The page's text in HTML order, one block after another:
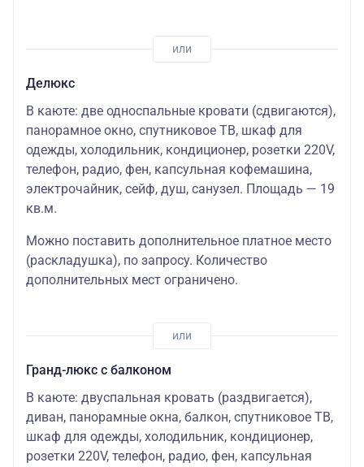
Делюкс
В каюте: две односпальные кровати (сдвигаются),
панорамное окно, спутниковое ТВ, шкаф для
одежды, холодильник, кондиционер, розетки 220V,
телефон, радио, фен, капсульная кофемашина,
электрочайник, сейф, душ, санузел. Площадь — 19
кв.м.
Можно поставить дополнительное платное место
(раскладушка), по запросу. Количество
дополнительных мест ограничено.
Гранд-люкс с балконом
В каюте: двуспальная кровать (раздвигается),
диван, панорамные окна, балкон, спутниковое ТВ,
шкаф для одежды, холодильник, кондиционер,
розетки 220V, телефон, радио, фен, капсульная